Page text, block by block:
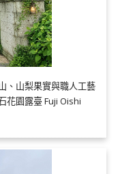
、山梨果實與職人工藝
花園露臺 Fuji Oishi